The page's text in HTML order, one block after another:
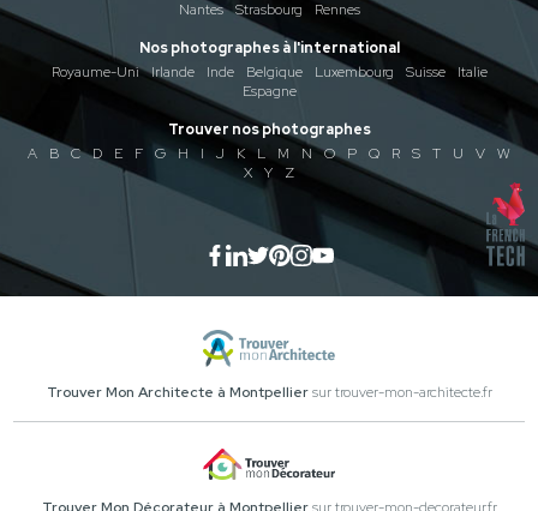
Nantes
Strasbourg
Rennes
Nos photographes à l'international
Royaume-Uni
Irlande Inde Belgique Luxembourg Suisse
Italie
Espagne
Trouver nos photographes
A
B C D E F G H I J K L M N O P Q R S T U V
W
X
Y Z
Trouver Mon Architecte à Montpelliersur trouver-mon-architecte.fr